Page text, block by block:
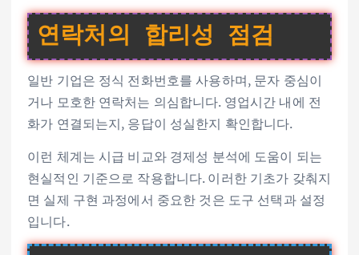
연락처의 합리성 점검
일반 기업은 정식 전화번호를 사용하며, 문자 중심이
거나 모호한 연락처는 의심합니다. 영업시간 내에 전
화가 연결되는지, 응답이 성실한지 확인합니다.
이런 체계는 시급 비교와 경제성 분석에 도움이 되는
현실적인 기준으로 작용합니다. 이러한 기초가 갖춰지
면 실제 구현 과정에서 중요한 것은 도구 선택과 설정
입니다.